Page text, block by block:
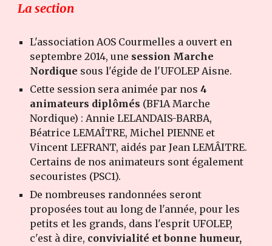
La section
L'association AOS Courmelles a ouvert en
septembre 2014, une session Marche
Nordique sous l'égide de l'UFOLEP Aisne.
Cette session sera animée par nos4
animateurs diplômés (BF1A Marche
Nordique) : Annie LELANDAIS-BARBA,
Béatrice LEMAÎTRE, Michel PIENNE et
Vincent LEFRANT, aidés par Jean LEMÂITRE.
Certains de nos animateurs sont également
secouristes (PSC1).
De nombreuses randonnées seront
proposées tout au long de l'année, pour les
petits et les grands, dans l'esprit UFOLEP,
c'est à dire, convivialité et bonne humeur,